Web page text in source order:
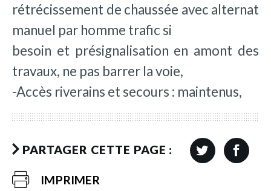
rétrécissement de chaussée avec alternat
manuel par homme trafic si
besoin et présignalisation en amont des
travaux, ne pas barrer la voie,
-Accès riverains et secours : maintenus,
PARTAGER CETTE PAGE :
IMPRIMER